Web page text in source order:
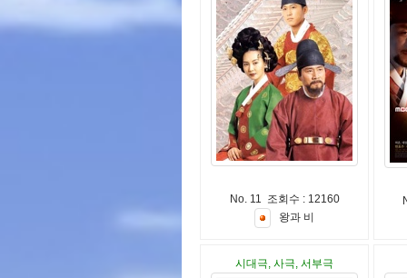
No. 11 조회수 : 12160
왕과 비
시대극, 사극, 서부극